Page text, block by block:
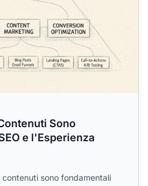
Sono
e l'Esperienza
sono fondamentali